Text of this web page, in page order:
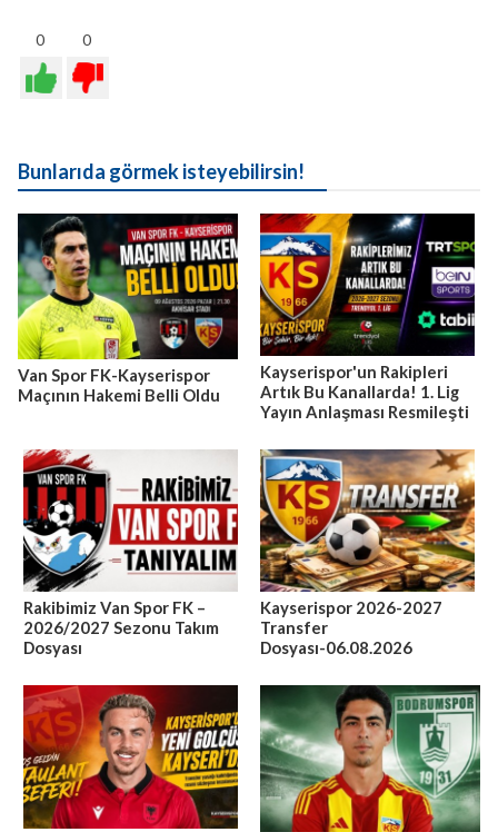
0 0
Bunlarıda görmek isteyebilirsin!
Van Spor FK-Kayserispor
Maçının Hakemi Belli Oldu
Kayserispor'un Rakipleri
Artık Bu Kanallarda! 1. Lig
Yayın Anlaşması Resmileşti
Rakibimiz Van Spor FK –
2026/2027 Sezonu Takım
Dosyası
Kayserispor 2026-2027
Transfer
Dosyası-06.08.2026